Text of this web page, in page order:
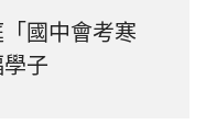
國中會考寒
子